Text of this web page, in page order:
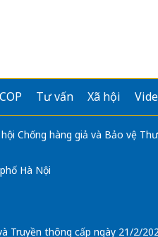
Tư vấn Xã hội
Chống hàng giả và Bảo vệ
Hà Nội
Truyền thông cấp ngày 21/2/